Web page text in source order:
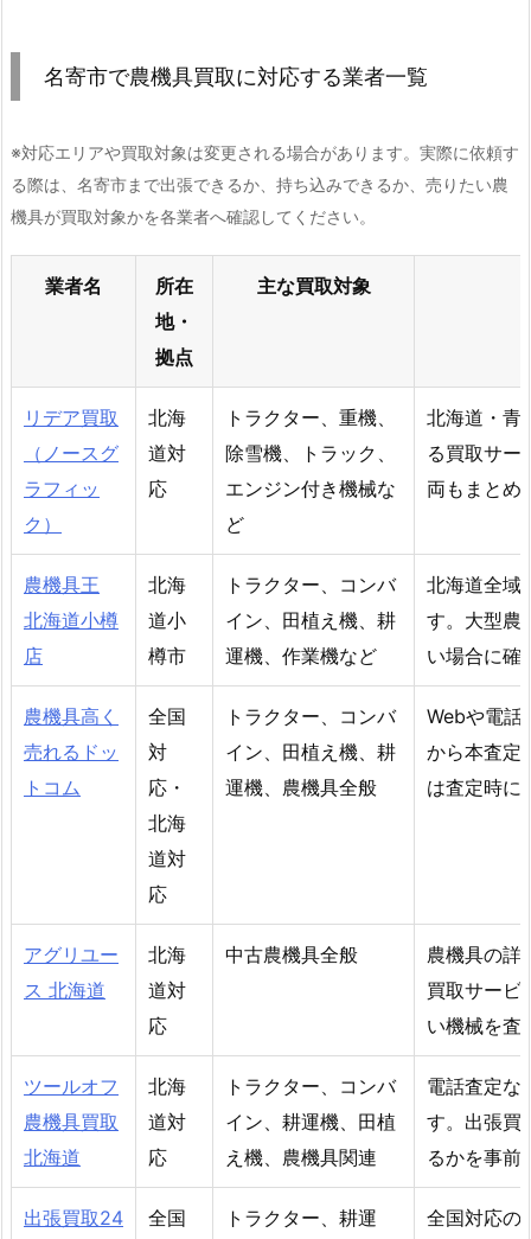
名寄市で農機具買取に対応する業者一覧
※対応エリアや買取対象は変更される場合があります。実際に依頼す
る際は、名寄市まで出張できるか、持ち込みできるか、売りたい農
機具が買取対象かを各業者へ確認してください。
業者名
所在
地・
拠点
主な買取対象
リデア買取
（ノースグ
ラフィッ
ク）
北海
道対
応
トラクター、重機、
除雪機、トラック、
エンジン付き機械な
ど
北海道・青
る買取サー
両もまとめ
農機具王
北海道小樽
店
北海
道小
樽市
トラクター、コンバ
イン、田植え機、耕
運機、作業機など
北海道全域
す。大型農
い場合に確
農機具高く
売れるドッ
トコム
全国
対
応・
北海
道対
応
トラクター、コンバ
イン、田植え機、耕
運機、農機具全般
Webや電話
から本査定
は査定時に
アグリユー
ス 北海道
北海
道対
応
中古農機具全般
農機具の詳
買取サービ
い機械を査
ツールオフ
農機具買取
北海道
北海
道対
応
トラクター、コンバ
イン、耕運機、田植
え機、農機具関連
電話査定な
す。出張買
るかを事前
出張買取24
全国
トラクター、耕運
全国対応の